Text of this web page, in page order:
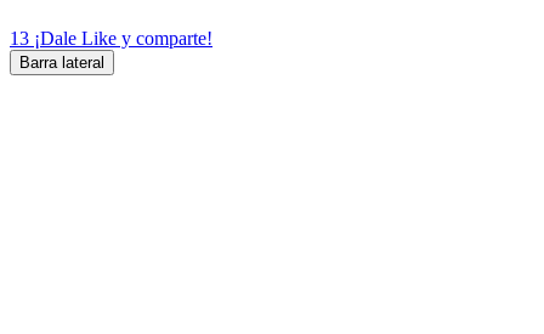
13 ¡Dale Like y comparte!
Barra lateral